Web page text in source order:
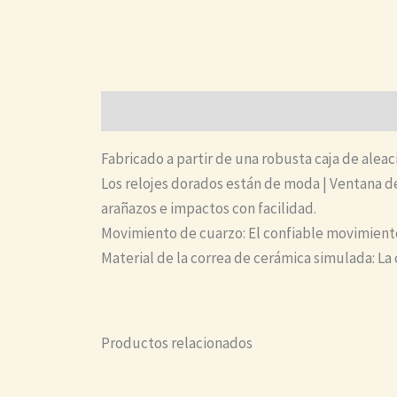
Fabricado a partir de una robusta caja de
Los relojes dorados están de moda | Ventana
arañazos e impactos con facilidad.
Movimiento de cuarzo: El confiable
Material de la correa de cerámica simulada:
Productos relacionados